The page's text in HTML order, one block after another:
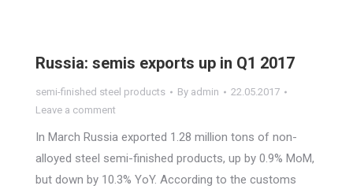
Russia: semis exports up in Q1 2017
semi-finished steel products By admin
22.05.2017
Leave a comment
In March Russia exported 1.28 million tons of non-
alloyed steel semi-finished products, up by 0.9% MoM,
but down by 10.3% YoY. According to the customs